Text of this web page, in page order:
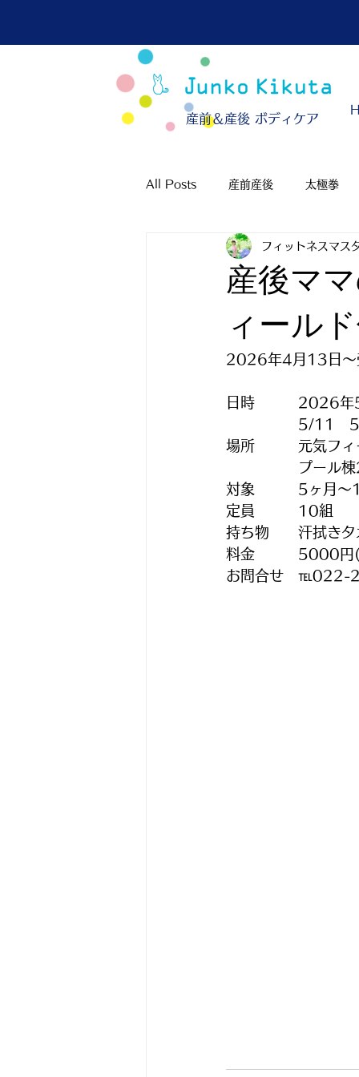
​産前＆産後 ボディケア
All Posts 産前産後 太極拳
産後マ
ィール
フィットネスマス
2026年4月13日～
日時　　　2026
5/11　5/18
場所　　　元気フ
プール棟2階
対象　　　5ヶ月～
定員　　　10組
持ち物　　汗拭き
料金　　　5000円
お問合せ　℡022-